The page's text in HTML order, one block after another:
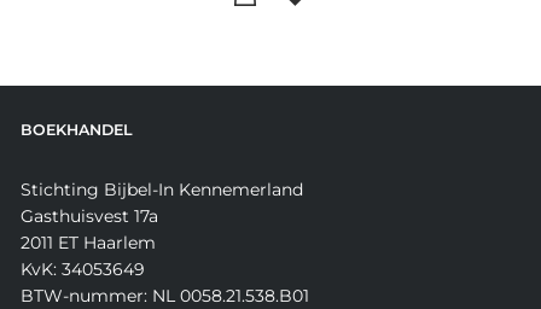
BOEKHANDEL
Stichting Bijbel-In Kennemerland
Gasthuisvest 17a
2011 ET Haarlem
KvK: 34053649
BTW-nummer: NL 0058.21.538.B01